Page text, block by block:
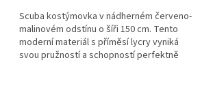
Scuba kostýmovka v nádherném červeno-
malinovém odstínu o šíři 150 cm. Tento
moderní materiál s příměsí lycry vyniká
svou pružností a schopností perfektně